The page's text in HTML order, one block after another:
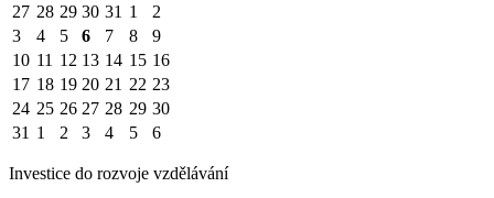
27 28 29 30 31 1
2
3
4 5 6 7 8
9
10 11 12 13 14 15 16
17 18 19 20 21 22 23
24 25 26 27 28 29 30
31 1 2 3 4 5 6
Investice do rozvoje vzdělávání